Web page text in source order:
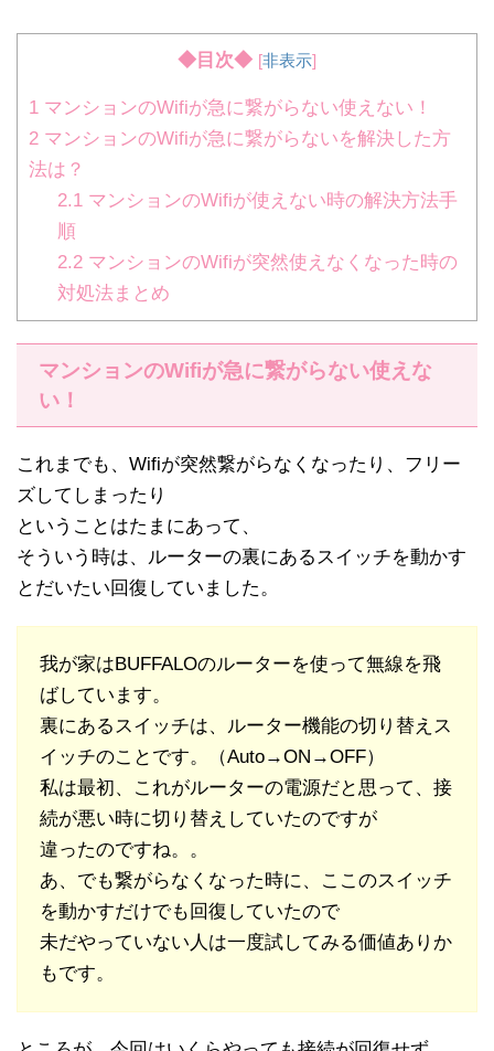
◆目次◆ [非表示]
1 マンションのWifiが急に繋がらない使えない！
2 マンションのWifiが急に繋がらないを解決した方
法は？
2.1 マンションのWifiが使えない時の解決方法手
順
2.2マンションのWifiが突然使えなくなった時の
対処法まとめ
マンションのWifiが急に繋がらない使えな
い！
これまでも、Wifiが突然繋がらなくなったり、フリー
ズしてしまったり
ということはたまにあって、
そういう時は、ルーターの裏にあるスイッチを動かす
とだいたい回復していました。
我が家はBUFFALOのルーターを使って無線を飛
ばしています。
裏にあるスイッチは、ルーター機能の切り替えス
イッチのことです。（Auto→ON→OFF）
私は最初、これがルーターの電源だと思って、接
続が悪い時に切り替えしていたのですが
違ったのですね。。
あ、でも繋がらなくなった時に、ここのスイッチ
を動かすだけでも回復していたので
未だやっていない人は一度試してみる価値ありか
もです。